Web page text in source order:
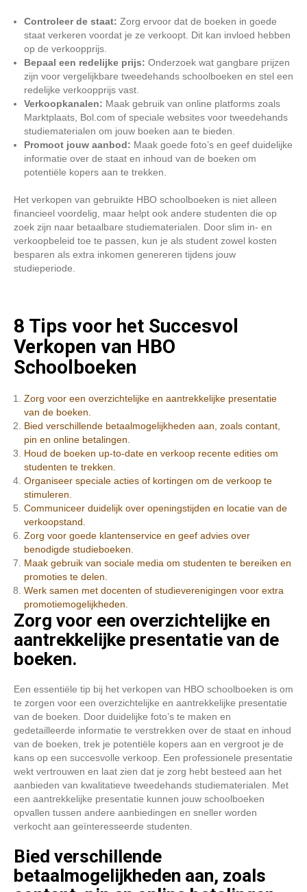
Controleer de staat: Zorg ervoor dat de boeken in goede
staat verkeren voordat je ze verkoopt. Dit kan invloed hebben
op de verkoopprijs.
Bepaal een redelijke prijs: Onderzoek wat gangbare prijzen
zijn voor vergelijkbare tweedehands schoolboeken en stel een
redelijke verkoopprijs vast.
Verkoopkanalen: Maak gebruik van online platforms zoals
Marktplaats, Bol.com of speciale websites voor tweedehands
studiematerialen om jouw boeken aan te bieden.
Promoot jouw aanbod: Maak goede foto’s en geef duidelijke
informatie over de staat en inhoud van de boeken om
potentiële kopers aan te trekken.
Het verkopen van gebruikte HBO schoolboeken is niet alleen
financieel voordelig, maar helpt ook andere studenten die op
zoek zijn naar betaalbare studiematerialen. Door slim in- en
verkoopbeleid toe te passen, kun je als student zowel kosten
besparen als extra inkomen genereren tijdens jouw
studieperiode.
8 Tips voor het Succesvol
Verkopen van HBO
Schoolboeken
Zorg voor een overzichtelijke en aantrekkelijke presentatie
van de boeken.
Bied verschillende betaalmogelijkheden aan, zoals contant,
pin en online betalingen.
Houd de boeken up-to-date en verkoop recente edities om
studenten te trekken.
Organiseer speciale acties of kortingen om de verkoop te
stimuleren.
Communiceer duidelijk over openingstijden en locatie van de
verkoopstand.
Zorg voor goede klantenservice en geef advies over
benodigde studieboeken.
Maak gebruik van sociale media om studenten te bereiken en
promoties te delen.
Werk samen met docenten of studieverenigingen voor extra
promotiemogelijkheden.
Zorg voor een overzichtelijke en
aantrekkelijke presentatie van de
boeken.
Een essentiële tip bij het verkopen van HBO schoolboeken is om
te zorgen voor een overzichtelijke en aantrekkelijke presentatie
van de boeken. Door duidelijke foto’s te maken en
gedetailleerde informatie te verstrekken over de staat en inhoud
van de boeken, trek je potentiële kopers aan en vergroot je de
kans op een succesvolle verkoop. Een professionele presentatie
wekt vertrouwen en laat zien dat je zorg hebt besteed aan het
aanbieden van kwalitatieve tweedehands studiematerialen. Met
een aantrekkelijke presentatie kunnen jouw schoolboeken
opvallen tussen andere aanbiedingen en sneller worden
verkocht aan geïnteresseerde studenten.
Bied verschillende
betaalmogelijkheden aan, zoals